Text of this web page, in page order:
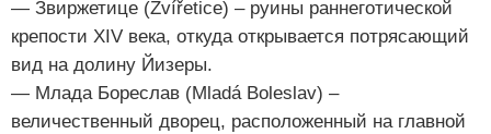
— Звиржетице (Zvířetice) – руины раннеготической
крепости XIV века, откуда открывается потрясающий
вид на долину Йизеры.
— Млада Бореслав (Mladá Boleslav) –
величественный дворец, расположенный на главной